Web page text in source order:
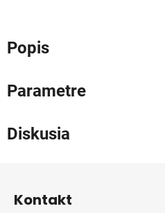
Popis
Parametre
Diskusia
Kontakt